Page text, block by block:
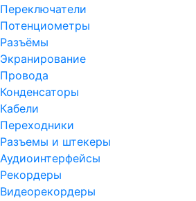
Переключатели
Потенциометры
Разъёмы
Экранирование
Провода
Конденсаторы
Кабели
Переходники
Разъемы и штекеры
Аудиоинтерфейсы
Рекордеры
Видеорекордеры